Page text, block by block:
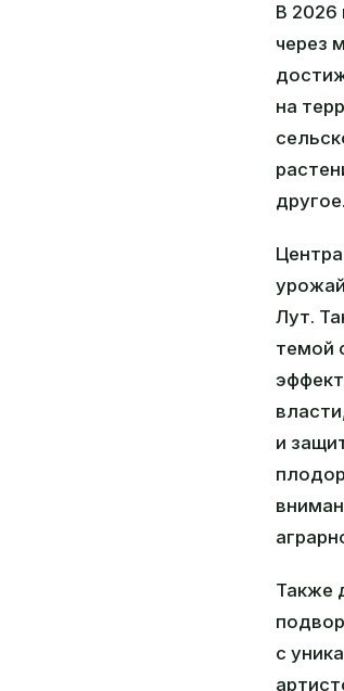
В 2026
через
на
Лут.
темой
и
Также
с